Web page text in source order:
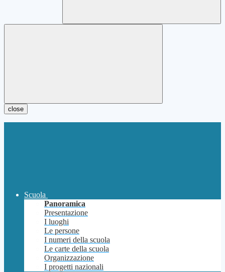
close
Scuola
Panoramica
Presentazione
I luoghi
Le persone
I numeri della scuola
Le carte della scuola
Organizzazione
I progetti nazionali